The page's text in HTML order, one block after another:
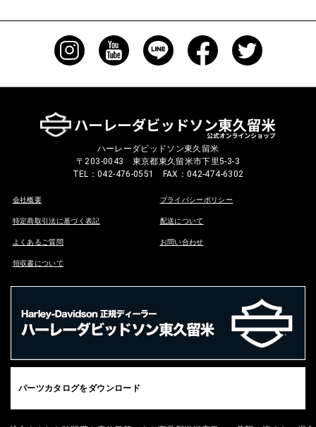
ハーレーダビッドソン東久留米
〒203-0043 東京都東久留米市下里5-3-3
TEL：042-476-0551 FAX：042-474-6302
会社概要 プライバシーポリシー
特定商取引法に基づく表記 配送について
よくあるご質問 お問い合わせ
領収書について
パーツカタログをダウンロード